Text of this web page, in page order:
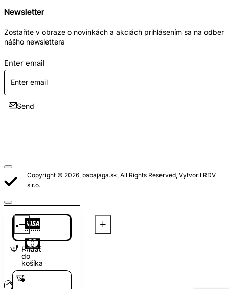
Pridať
do
košíka
Newsletter
Zostaňte v obraze o novinkách a akciách prihlásením sa na odber
nášho newslettera
Enter email
Send
Copyright © 2026, babajaga.sk, All Rights Reserved, Vytvoril RDV
s.r.o.